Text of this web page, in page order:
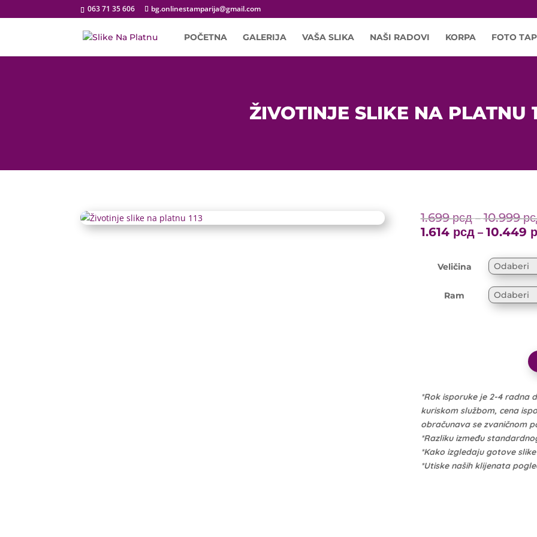
063 71 35 606 bg.onlinestamparija@gmail.com
POČETNA GALERIJA VAŠA SLIKA NAŠI RADOVI KORPA FOTO
ŽIVOTINJE SLIKE NA PLATNU
1.699рсд – 10.999
1.614 рсд – 10.449
Veličina
Ram
*Rok isporuke je 2-4 radna
kuriskom službom, cena
obračunava se zvaničnom
*Razliku između
*Kako izgledaju gotove
*Utiske naših klijenata